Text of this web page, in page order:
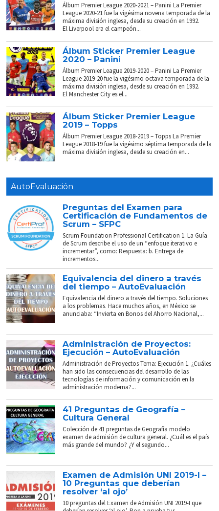
Álbum Premier League 2020-2021 – Panini La Premier
League 2020-21 fue la vigésima novena temporada de la
máxima división inglesa, desde su creación en 1992.
El Liverpool era el campeón...
Álbum Sticker Premier League
2020 – Panini
Álbum Premier League 2019-2020 – Panini La Premier
League 2019-20 fue la vigésimo octava temporada de la
máxima división inglesa, desde su creación en 1992.
El Manchester City es el...
Álbum Sticker Premier League
2019 – Topps
Álbum Premier League 2018-2019 – Topps La Premier
League 2018-19 fue la vigésimo séptima temporada de la
máxima división inglesa, desde su creación en...
AutoEvaluación
Preguntas del Examen para
Certificación de Fundamentos de
Scrum – SFPC
Scrum Foundation Professional Certification 1. La Guía
de Scrum describe el uso de un “enfoque iterativo e
incrementar”, como: Respuesta: b. Entrega de
incrementos...
Equivalencia del dinero a través
del tiempo – AutoEvaluación
Equivalencia del dinero a través del tiempo. Soluciones
a los problemas. Hace muchos años, en México se
anunciaba: “Invierta en Bonos del Ahorro Nacional,...
Administración de Proyectos:
Ejecución – AutoEvaluación
Administración de Proyectos Tema: Ejecución 1. ¿Cuáles
han sido las consecuencias del desarrollo de las
tecnologías de información y comunicación en la
administración moderna?...
41 Preguntas de Geografía –
Cultura General
Colección de 41 preguntas de Geografía modelo
examen de admisión de cultura general. ¿Cuál es el país
más grande del mundo? ¿Y el segundo...
Examen de Admisión UNI 2019-I –
10 Preguntas que deberían
resolver ‘al ojo’
10 preguntas del Examen de Admisión UNI 2019-I que